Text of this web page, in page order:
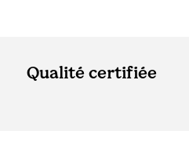
Qualité certifiée